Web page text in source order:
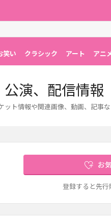
笑い クラシック アート アニ
演、配信情報
ト情報や関連画像、動画、記事
お
登録すると先